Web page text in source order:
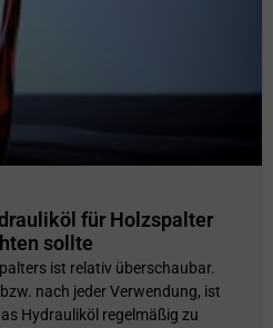
für Holzspalter
sollte
ist relativ überschaubar.
nach jeder Verwendung, ist
Hydrauliköl regelmäßig zu